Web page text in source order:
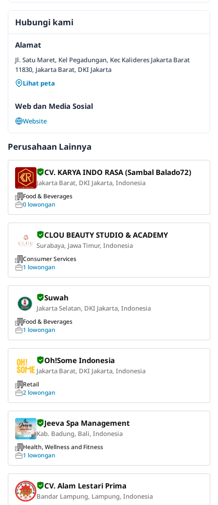
Hubungi kami
Alamat
Jl. Satu Maret, Kel Pegadungan, Kec Kalideres Jakarta Barat
11830, Jakarta Barat, DKI Jakarta
Lihat peta
Web dan Media Sosial
Website
Perusahaan Lainnya
CV. KARYA INDO RASA (Sambal Balado72)
Jakarta Barat, DKI Jakarta, Indonesia
Food & Beverages
0 lowongan
CLOU BEAUTY STUDIO & ACADEMY
Surabaya, Jawa Timur, Indonesia
Consumer Services
1 lowongan
Suwah
Jakarta Selatan, DKI Jakarta, Indonesia
Food & Beverages
1 lowongan
Oh!Some Indonesia
Jakarta Barat, DKI Jakarta, Indonesia
Retail
2 lowongan
Jeeva Spa Management
Kab. Badung, Bali, Indonesia
Health, Wellness and Fitness
1 lowongan
CV. Alam Lestari Prima
Bandar Lampung, Lampung, Indonesia